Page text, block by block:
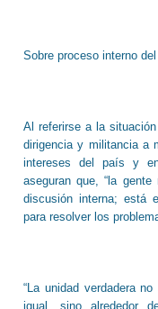
Sobre proceso interno
Al referirse a la
dirigencia y militancia a
intereses del país y
aseguran que, “la
discusión interna; está
para resolver los
“La unidad verdadera
igual, sino alrededor